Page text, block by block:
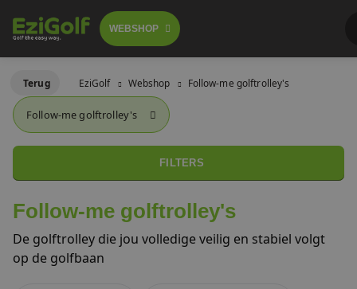
WEBSHOP
Follow-me golftrolley's
Elektrische golftrolley's
Push trolley's
Golfscooters
BESTELLEN
FOLLOW-ME TROLLEY
GOLFSCOOTERS
Voor golfbanen
Terug EziGolf Webshop Follow-me golftrolley's
Follow-me golftrolley's
FILTERS
Follow-me golftrolley's
De golftrolley die jou volledige veilig en stabiel volgt
op de golfbaan